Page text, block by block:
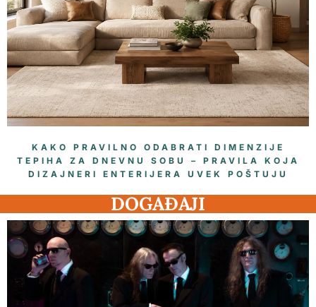
KAKO PRAVILNO ODABRATI DIMENZIJE
TEPIHA ZA DNEVNU SOBU – PRAVILA KOJA
DIZAJNERI ENTERIJERA UVEK POŠTUJU
DOGAĐAJI